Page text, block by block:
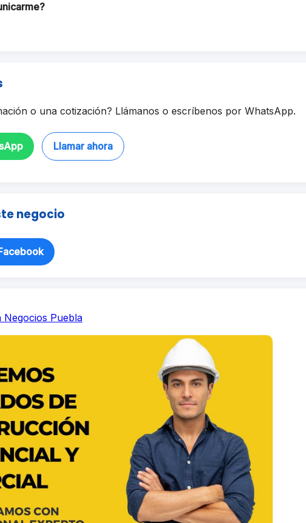
o una cotización? Llámanos o escríbenos por WhatsApp.
Llamar ahora
negocio